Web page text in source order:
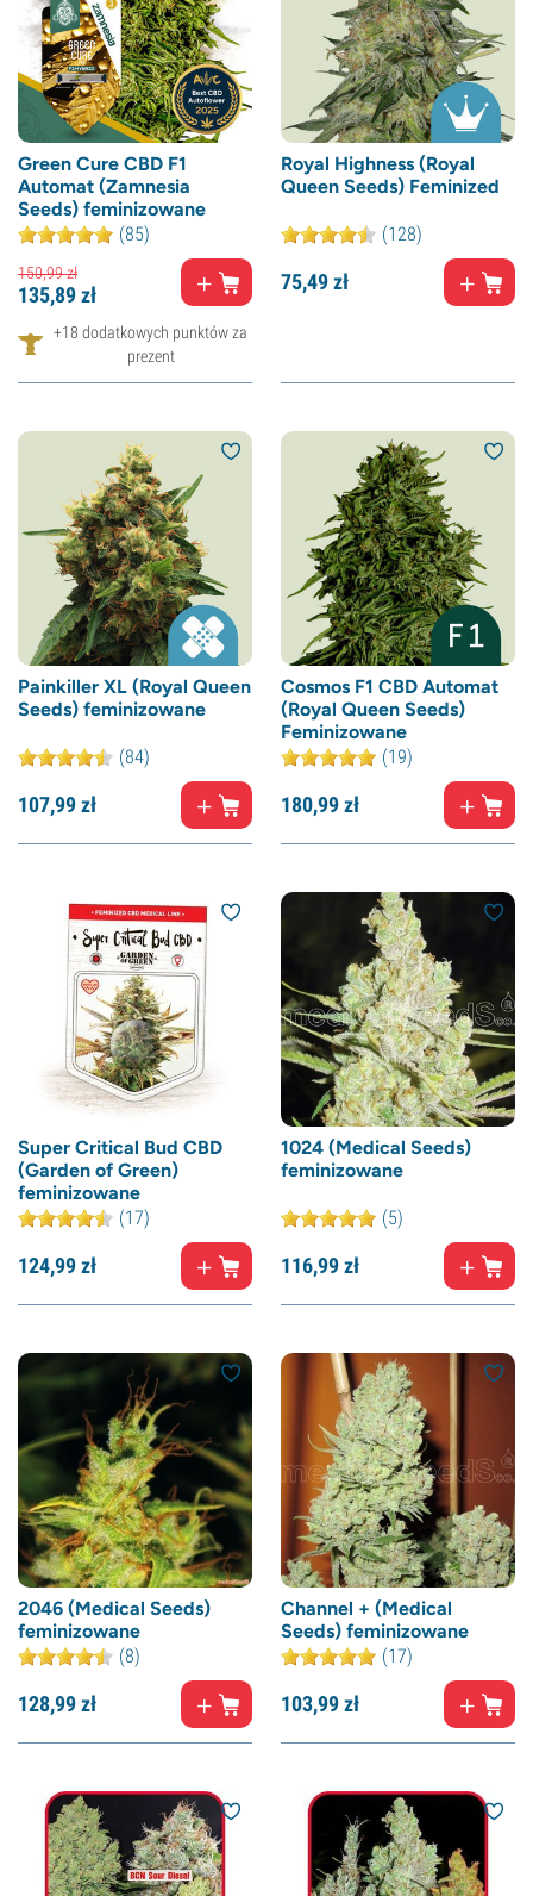
Green Cure CBD F1
Automat (Zamnesia
Seeds) feminizowane
(85)
150,99zł
135,89zł
+18 dodatkowych punktów za
prezent
Royal Highness (Royal
Queen Seeds) Feminized
(128)
75,49zł
Painkiller XL (Royal Queen
Seeds) feminizowane
(84)
107,99zł
Cosmos F1 CBD Automat
(Royal Queen Seeds)
Feminizowane
(19)
180,99zł
Super Critical Bud CBD
(Garden of Green)
feminizowane
(17)
124,99zł
1024 (Medical Seeds)
feminizowane
(5)
116,99zł
2046 (Medical Seeds)
feminizowane
(8)
128,99zł
Channel + (Medical
Seeds) feminizowane
(17)
103,99zł